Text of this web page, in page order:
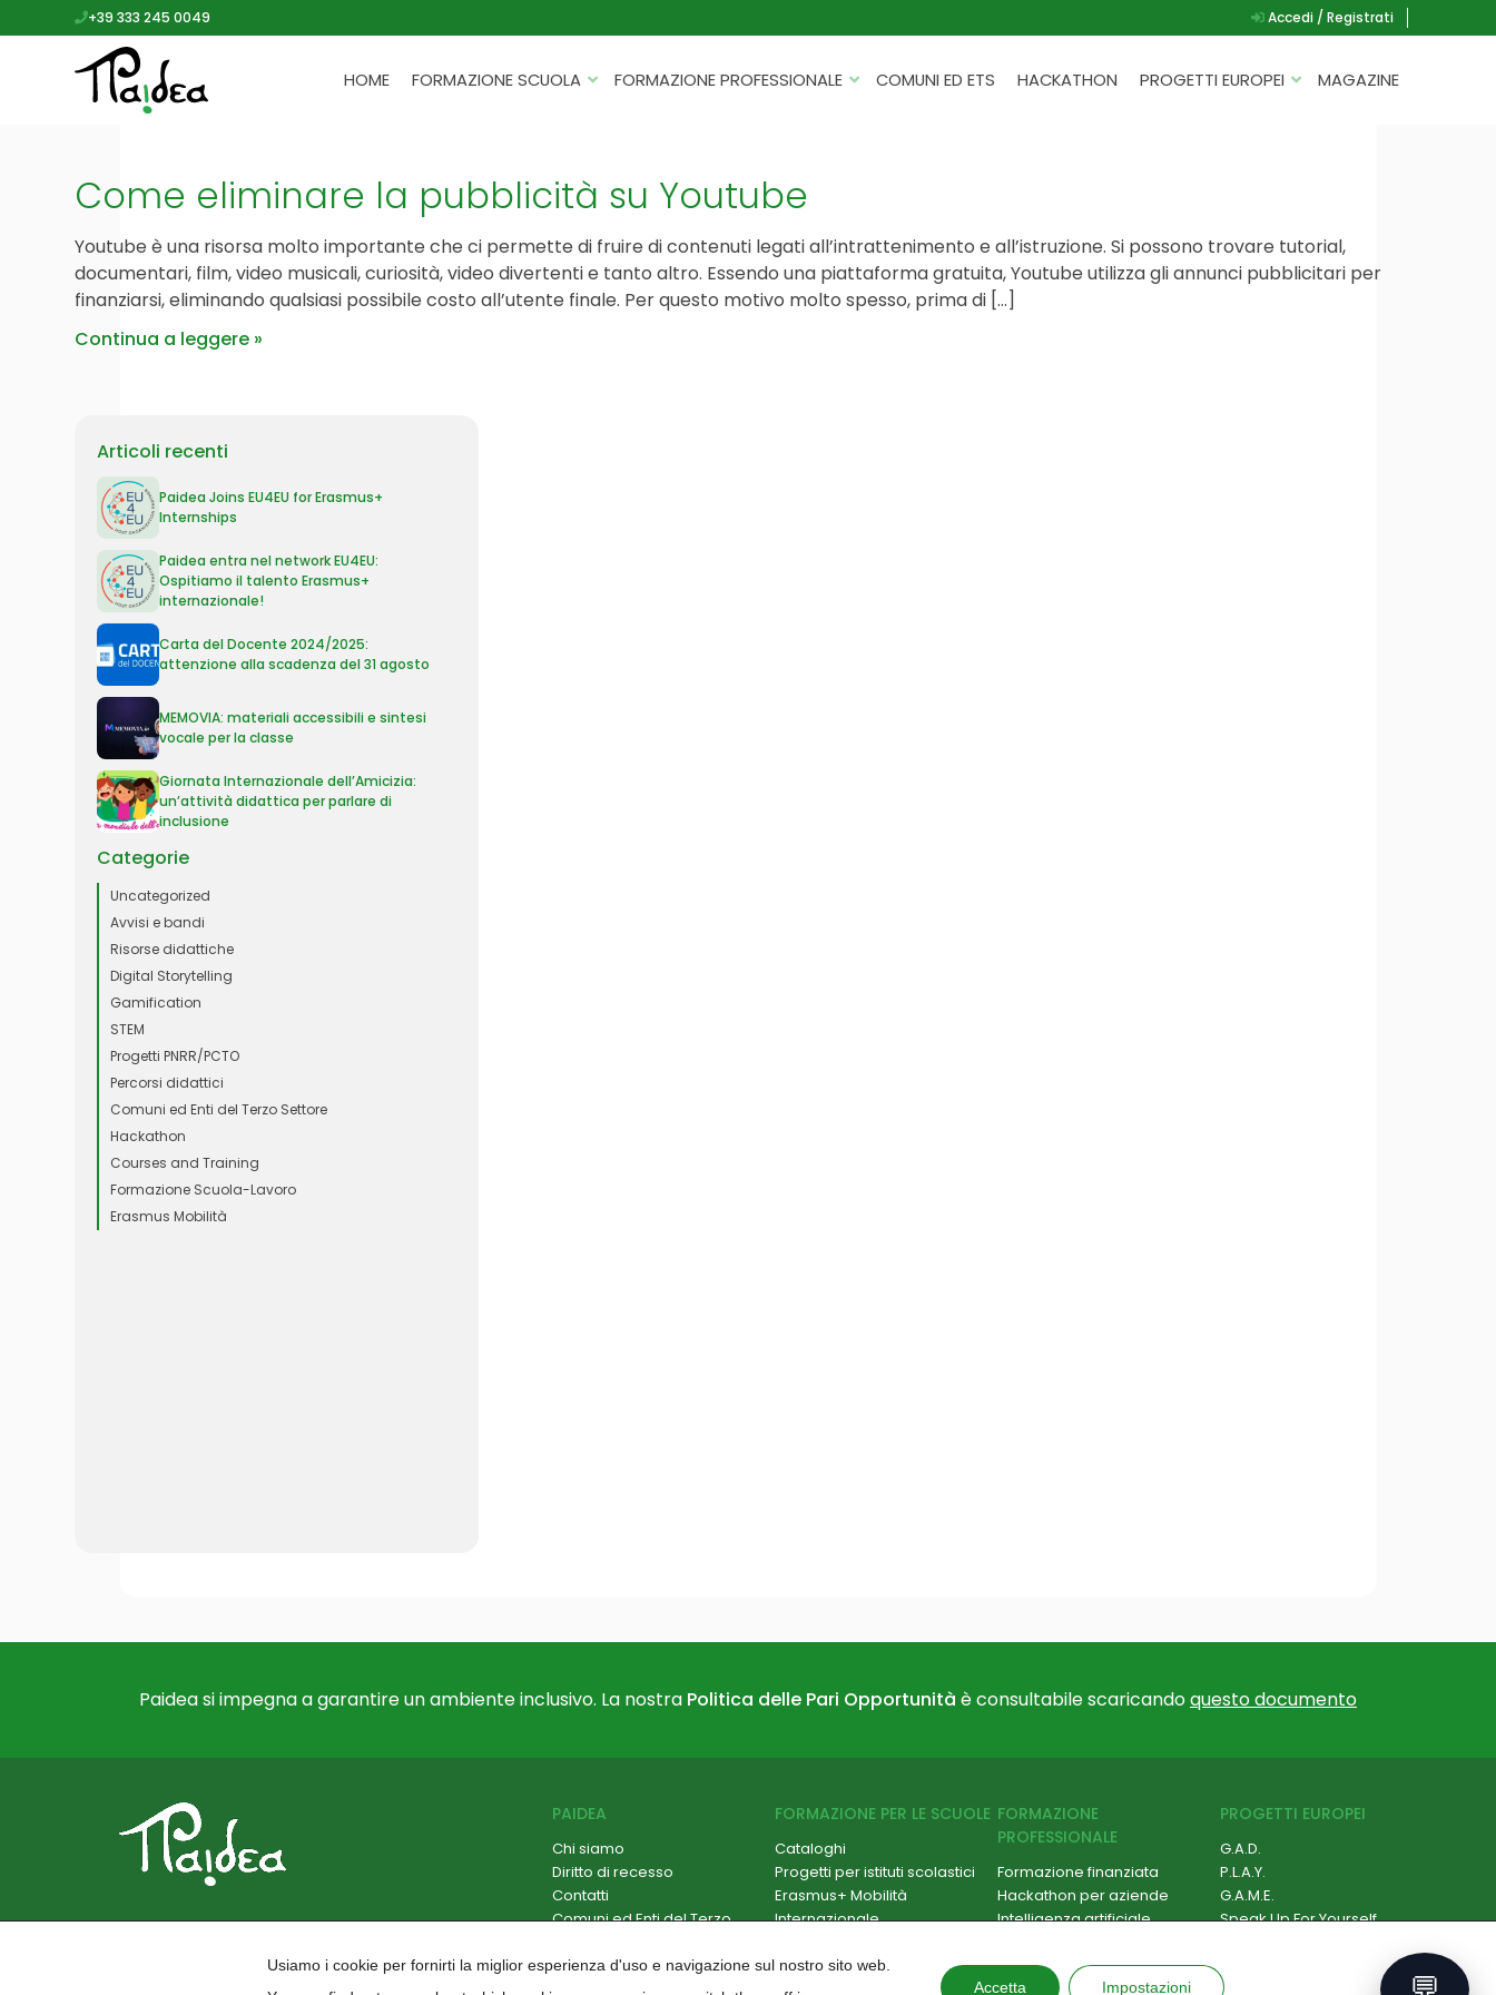
+39 333 245 0049 Accedi / Registrati
HOME FORMAZIONE SCUOLA
SCOLASTICI
ERASMUS+ MOBILITÀ
FSL/PCTO
FORMAZIONE PROFESSIONALE
INTELLIGENZA ARTIFICIALE
CYBERSECURITY
SOFT SKILL E MANAGEMENT
COMUNI ED ETS HACKATHON PROGETTI EUROPEI
SPEAK UP FOR YOURSELF
MAGAZINE
Come eliminare la pubblicità su Youtube
Youtube è una risorsa molto importante che ci permette di fruire di contenuti legati all’intrattenimento e all’istruzione. Si possono trovare tutorial,
documentari, film, video musicali, curiosità, video divertenti e tanto altro. Essendo una piattaforma gratuita, Youtube utilizza gli annunci pubblicitari per
finanziarsi, eliminando qualsiasi possibile costo all’utente finale. Per questo motivo molto spesso, prima di […]
Continua a leggere
Articoli recenti
Paidea Joins EU4EU for Erasmus+
Internships
Paidea entra nel network EU4EU:
Ospitiamo il talento Erasmus+
internazionale!
Carta del Docente 2024/2025:
attenzione alla scadenza del 31 agosto
MEMOVIA: materiali accessibili e sintesi
vocale per la classe
Giornata Internazionale dell’Amicizia:
un’attività didattica per parlare di
inclusione
Categorie
Uncategorized
Avvisi e bandi
Risorse didattiche
Digital Storytelling
Gamification
STEM
Progetti PNRR/PCTO
Percorsi didattici
Comuni ed Enti del Terzo Settore
Hackathon
Courses and Training
Formazione Scuola-Lavoro
Erasmus Mobilità
Paidea si impegna a garantire un ambiente inclusivo. La nostra Politica delle Pari Opportunità è consultabile scaricandoquesto documento
PAIDEA
Chi siamo
Diritto di recesso
Contatti
Comuni ed Enti del Terzo
Hackathon
Paidea Magazine
FORMAZIONE PER LE SCUOLE
Cataloghi
Progetti per istituti scolastici
Erasmus+ Mobilità
Internazionale
PCTO
Progetti PNRR
FORMAZIONE
PROFESSIONALE
Formazione finanziata
Hackathon per aziende
Intelligenza artificiale
Robotica e IoT
Soft Skill e Management
PROGETTI EUROPEI
G.A.D.
P.L.A.Y.
G.A.M.E.
Speak Up For Yourself
Usiamo i cookie per fornirti la miglior esperienza d'uso e navigazione sul nostro sito web.
Accetta Impostazioni